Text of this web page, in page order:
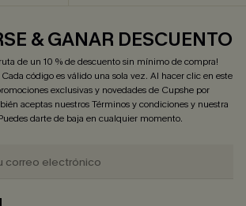
& GANAR DESCUENTO
de un 10 % de descuento sin mínimo de compra!
código es válido una sola vez. Al hacer clic en este
exclusivas y novedades de Cupshe por
aceptas nuestrosTérminos y condicionesy nuestra
darte de baja en cualquier momento.